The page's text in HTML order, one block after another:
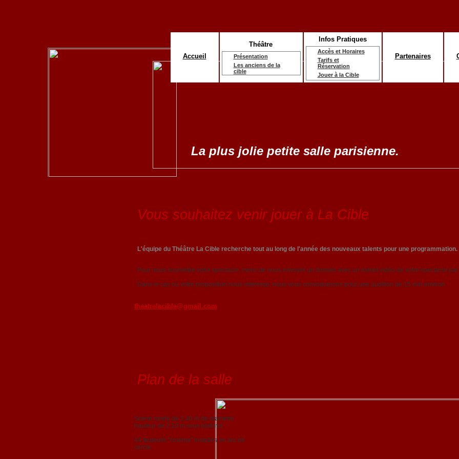
Vous souhaitez venir jouer à La Cible
L'équipe du Théâtre La Cible recherche tout au long de l'année des nouveaux talents pour une programmation.
Pour nous soumettre votre spectacle, merci de nous envoyer un dossier avec un extrait vidéo de votre spectacle par
Dans le cas où votre proposition nous intéresse, nous vous convoquerons pour une audition de 15 min environ.
Plan de la salle
La plus jolie petite salle parisienne.
Accueil
Théâtre
Présentation
Les anciens de la
cible
Infos Pratiques
Accès et Horaires
Tarifs et
Réservation
Jouer à la Cible
Partenaires
theatrelacible@gmail.com
Scène ronde de 2,40 m de diamètre
hauteur de 2,10 m sous plafond
44 fauteuils "cinéma" installés en arc de
cercle.